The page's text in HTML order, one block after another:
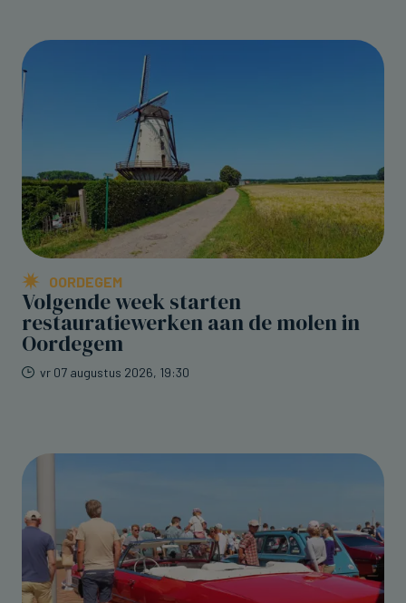
OORDEGEM
Volgende week starten
restauratiewerken aan de molen in
Oordegem
vr 07 augustus 2026, 19:30